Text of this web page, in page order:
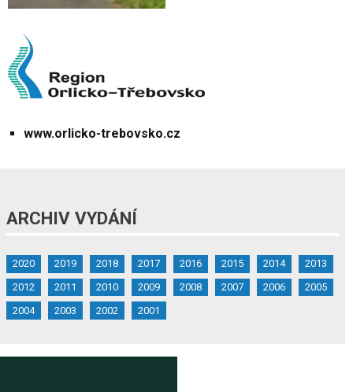
www.orlicko-trebovsko.cz
ARCHIV VYDÁNÍ
2020 2019 2018 2017 2016 2015 2014
2013
2012
2011 2010 2009 2008 2007 2006
2005
2004
2003 2002 2001